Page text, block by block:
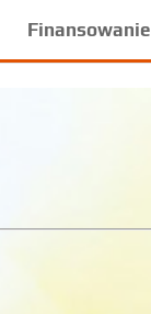
Finansowanie